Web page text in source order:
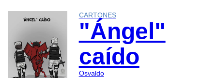
CARTONES
"Ángel"
caído
Osvaldo